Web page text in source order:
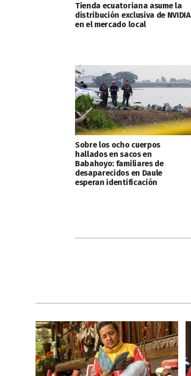
Tienda ecuatoriana asume la
distribución exclusiva de NVIDIA
en el mercado local
Sobre los ocho cuerpos
hallados en sacos en
Babahoyo: familiares de
desaparecidos en Daule
esperan identificación